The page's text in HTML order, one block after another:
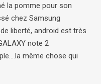
la pomme pour son
chez Samsung
liberté, android est très
note 2
même chose qui